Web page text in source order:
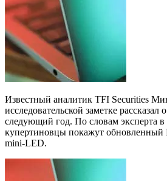
Известный аналитик TFI Securities
исследовательской заметке рассказал
следующий год. По словам эксперта в
купертиновцы покажут обновленный
mini-LED.